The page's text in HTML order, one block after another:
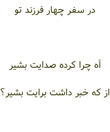
در سفر چهار فرزند تو
آه چرا کرده صدایت بشیر
از که خبر داشت برایت بشیر؟